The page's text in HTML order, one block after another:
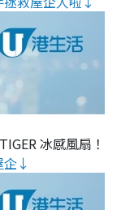
冰感風扇！
企↓